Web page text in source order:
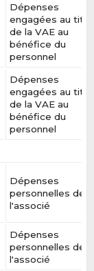
Dépenses
engagées au titre
de la VAE au
bénéfice du
personnel
Dépenses
engagées au titre
de la VAE au
bénéfice du
personnel
Dépenses
personnelles de
l'associé
Dépenses
personnelles de
l'associé